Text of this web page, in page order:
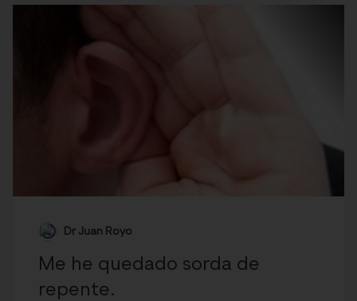
Dr Juan Royo
Me he quedado sorda de
repente.